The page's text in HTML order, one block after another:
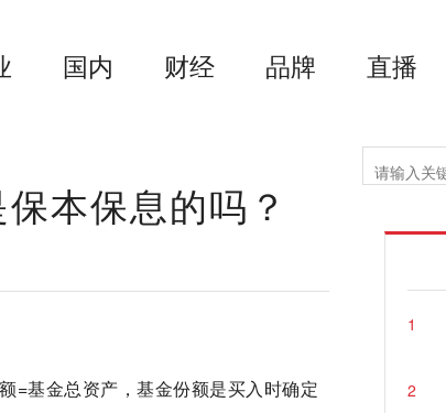
国内 财经 品牌 直播
本保息的吗？
=基金总资产，基金份额是买入时确定
1
2